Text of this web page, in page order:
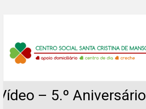
content
Centro
Santa– 5.º Aniversário